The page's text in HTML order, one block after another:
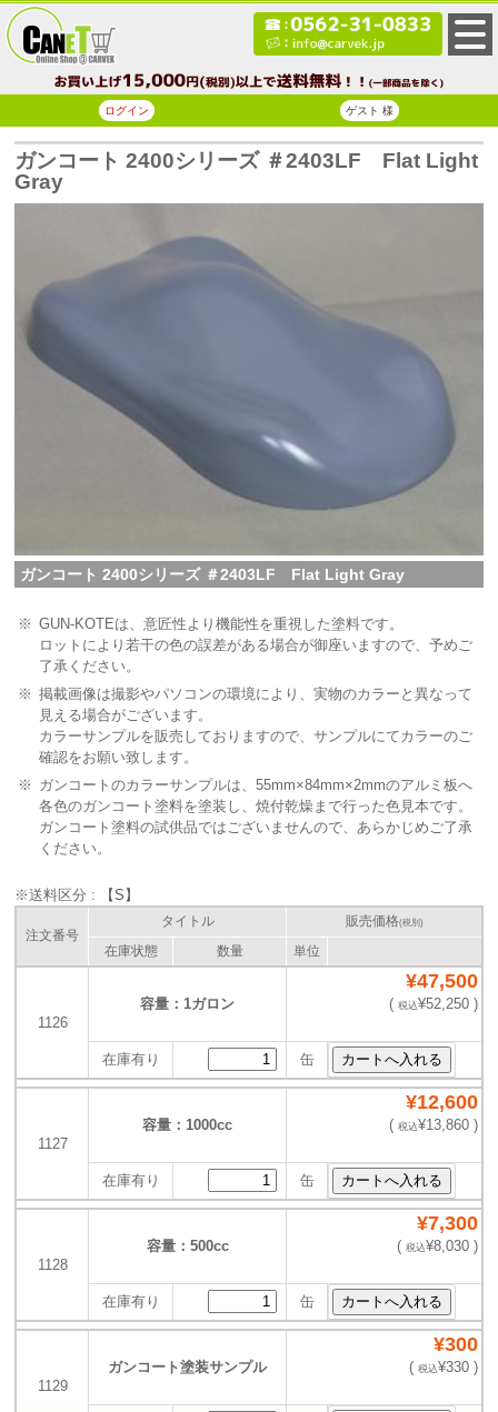
ログイン ゲスト 様
ガンコート 2400シリーズ ＃2403LF Flat Light
Gray
ガンコート 2400シリーズ ＃2403LF Flat Light Gray
※ GUN-KOTEは、意匠性より機能性を重視した塗料です。
ロットにより若干の色の誤差がある場合が御座いますので、予めご
了承ください。
※ 掲載画像は撮影やパソコンの環境により、実物のカラーと異なって
見える場合がございます。
カラーサンプルを販売しておりますので、サンプルにてカラーのご
確認をお願い致します。
※ ガンコートのカラーサンプルは、55mm×84mm×2mmのアルミ板へ
各色のガンコート塗料を塗装し、焼付乾燥まで行った色見本です。
ガンコート塗料の試供品ではございませんので、あらかじめご了承
ください。
※送料区分 : 【S】
注文番号
タイトル 販売価格(税別)
在庫状態 数量 単位
1126
容量：1ガロン
¥47,500
( 税込¥52,250 )
在庫有り 缶
1127
容量：1000cc
¥12,600
( 税込¥13,860 )
在庫有り 缶
1128
容量：500cc
¥7,300
( 税込¥8,030 )
在庫有り 缶
1129
ガンコート塗装サンプル
¥300
( 税込¥330 )